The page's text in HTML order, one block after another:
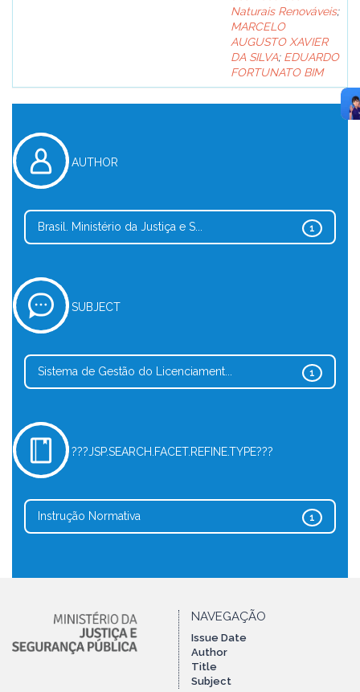
Naturais Renováveis;
MARCELO
AUGUSTO XAVIER
DA SILVA; EDUARDO
FORTUNATO BIM
AUTHOR
1
Brasil. Ministério da Justiça e S...
SUBJECT
1
Sistema de Gestão do Licenciament...
???JSP.SEARCH.FACET.REFINE.TYPE???
1
Instrução Normativa
NAVEGAÇÃO
Issue Date
Author
Title
Subject